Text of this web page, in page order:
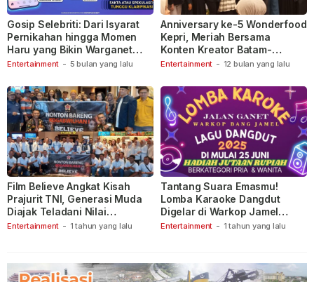
Entertainment - 5 bulan yang lalu
Gosip Selebriti: Dari Isyarat
Pernikahan hingga Momen
Haru yang Bikin Warganet
Berspekulasi
Entertainment - 12 bulan yang lalu
Anniversary ke-5 Wonderfood
Kepri, Meriah Bersama
Konten Kreator Batam-
Tanjungpinang
Entertainment - 1 tahun yang lalu
Film Believe Angkat Kisah
Prajurit TNI, Generasi Muda
Diajak Teladani Nilai
Keberanian
Entertainment - 1 tahun yang lalu
Tantang Suara Emasmu!
Lomba Karaoke Dangdut
Digelar di Warkop Jamel
Ganet